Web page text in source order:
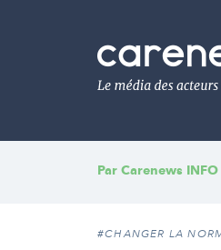
Le
média
de
l'engagement
Par Carenews INFO
#CHANGER LA